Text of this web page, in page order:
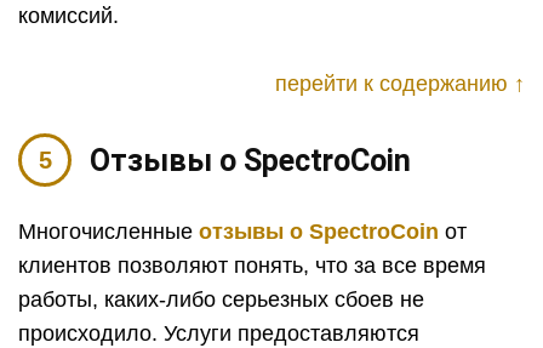
комиссий.
перейти к содержанию ↑
Отзывы о SpectroCoin
Многочисленные отзывы о SpectroCoin от
клиентов позволяют понять, что за все время
работы, каких-либо серьезных сбоев не
происходило. Услуги предоставляются